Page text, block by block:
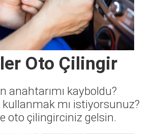
Oto Çilingir
anahtarımı kayboldu?
mı istiyorsunuz?
oto çilingirciniz gelsin.